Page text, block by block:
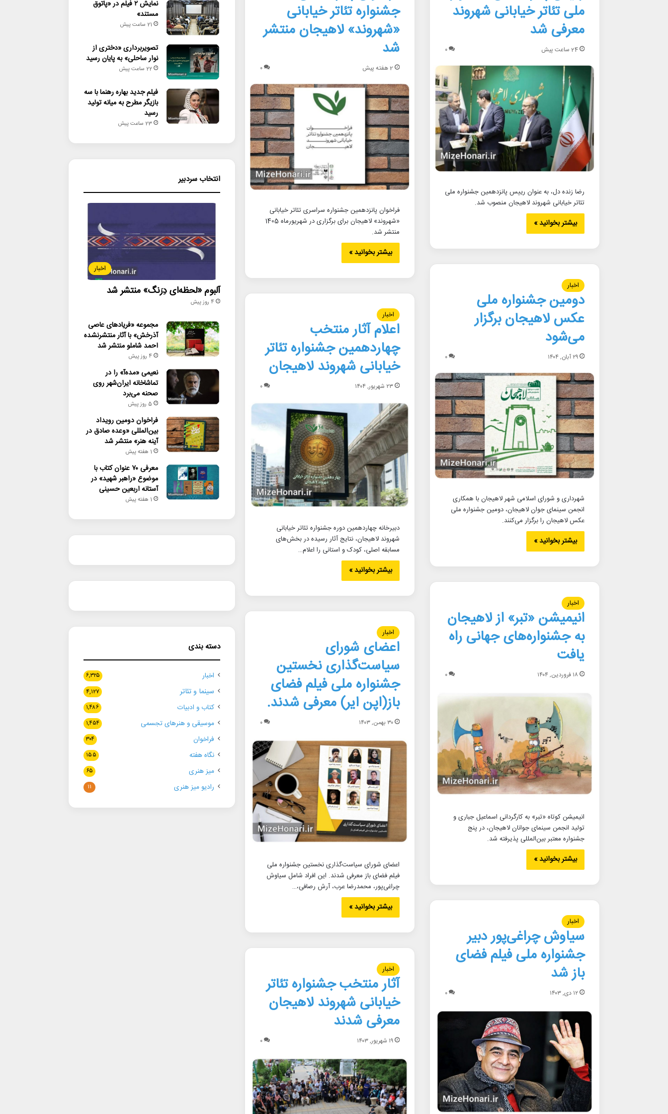
ملی تئاتر خیابانی شهروند
معرفی شد
24 ساعت پیش ۰
رضا زنده دل، به ‌عنوان رییس پانزدهمین جشنواره ملی
تئاتر خیابانی شهروند لاهیجان منصوب شد.
بیشتر بخوانید »
جشنواره تئاتر خیابانی
«شهروند» لاهیجان منتشر
شد
2 هفته پیش ۰
فراخوان پانزدهمین جشنواره سراسری تئاتر خیابانی
«شهروند» لاهیجان برای برگزاری در شهریورماه 1405
منتشر شد.
بیشتر بخوانید »
اخبار
دومین جشنواره ملی
عکس لاهیجان برگزار
می‌شود
۲۹ آبان, ۱۴۰۴ ۰
شهرداری و شورای اسلامی شهر لاهیجان با همکاری
انجمن سینمای جوان لاهیجان، دومین جشنواره ملی
عکس لاهیجان را برگزار می‌کنند.
بیشتر بخوانید »
اخبار
اعلام آثار منتخب
چهاردهمین جشنواره تئاتر
خیابانی شهروند لاهیجان
۲۳ شهریور, ۱۴۰۴ ۰
دبیرخانه چهاردهمین دوره جشنواره تئاتر خیابانی
شهروند لاهیجان، نتایج آثار رسیده در بخش‌های
مسابقه اصلی، کودک و استانی را اعلام…
بیشتر بخوانید »
اخبار
انیمیشن «تبر» از لاهیجان
به جشنواره‌های جهانی راه
یافت
۱۸ فروردین, ۱۴۰۴ ۰
انیمیشن کوتاه «تبر» به کارگردانی اسماعیل جباری و
تولید انجمن سینمای جوانان لاهیجان، در پنج
جشنواره معتبر بین‌المللی پذیرفته شد.
بیشتر بخوانید »
اخبار
اعضای شورای
سیاست‌گذاری نخستین
جشنواره ملی فیلم فضای
باز(اپن ایر) معرفی شدند.
۳۰ بهمن, ۱۴۰۳ ۰
اعضای شورای سیاست‌گذاری نخستین جشنواره ملی
فیلم فضای باز معرفی شدند. این افراد شامل سیاوش
چراغی‌پور، محمدرضا عرب، آرش رصافی،…
بیشتر بخوانید »
اخبار
سیاوش چراغی‌پور دبیر
جشنواره ملی فیلم فضای
باز شد
۱۲ دی, ۱۴۰۳ ۰
اخبار
آثار منتخب جشنواره تئاتر
خیابانی شهروند لاهیجان
معرفی شدند
۱۹ شهریور, ۱۴۰۳ ۰
نمایش ۲ فیلم در «پاتوق
مستند»
21 ساعت پیش
تصویربرداری «دختری از
نوار ساحلی» به پایان رسید
22 ساعت پیش
فیلم جدید بهاره رهنما با سه
بازیگر مطرح به میانه تولید
رسید
23 ساعت پیش
انتخاب سردبیر
اخبار
آلبوم «لحظه‌ای دِرَنگ» منتشر شد
4 روز پیش
مجموعه «فریادهای عاصی
آذرخش» با آثار منتشرنشده
احمد شاملو منتشر شد
4 روز پیش
نعیمی «مده‌آ» را در
تماشاخانه ایران‌شهر روی
صحنه می‌برد
5 روز پیش
فراخوان دومین رویداد
بین‌المللی «وعده صادق در
آینه هنر» منتشر شد
1 هفته پیش
معرفی ۷۰ عنوان کتاب با
موضوع «راهبر شهید» در
آستانه اربعین حسینی
1 هفته پیش
دسته بندی
اخبار ۶,۳۲۵
سینما و تئاتر ۴,۱۲۷
کتاب و ادبیات ۱,۴۸۶
موسیقی و هنرهای تجسمی ۱,۴۵۴
فراخوان ۳۰۴
نگاه هفته ۱۵۵
میز هنری ۶۵
رادیو میز هنری ۱۱